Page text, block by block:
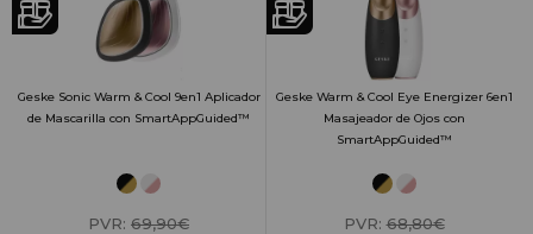
Geske Sonic Warm & Cool 9en1 Aplicador
de Mascarilla con SmartAppGuided™
PVR: 69,90€
Geske Warm & Cool Eye Energizer 6en1
Masajeador de Ojos con
SmartAppGuided™
PVR:68,80€